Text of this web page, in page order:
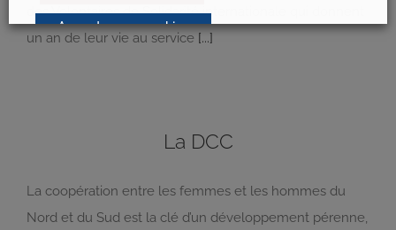
des Volontaires de Solidarité internationale qui donnent
un an de leur vie au service [...]
La DCC
La coopération entre les femmes et les hommes du
Nord et du Sud est la clé d’un développement pérenne,
Accepter nos cookies